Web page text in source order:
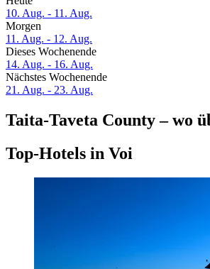
10. Aug. - 11. Aug.
Morgen
11. Aug. - 12. Aug.
Dieses Wochenende
14. Aug. - 16. Aug.
Nächstes Wochenende
21. Aug. - 23. Aug.
Taita-Taveta County – wo
Top-Hotels in Voi